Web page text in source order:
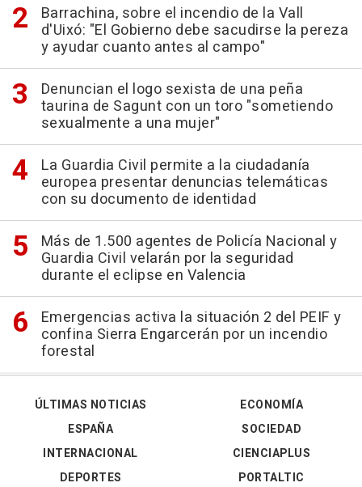
Barrachina, sobre el incendio de la Vall
d'Uixó: "El Gobierno debe sacudirse la pereza
y ayudar cuanto antes al campo"
Denuncian el logo sexista de una peña
taurina de Sagunt con un toro "sometiendo
sexualmente a una mujer"
La Guardia Civil permite a la ciudadanía
europea presentar denuncias telemáticas
con su documento de identidad
Más de 1.500 agentes de Policía Nacional y
Guardia Civil velarán por la seguridad
durante el eclipse en Valencia
Emergencias activa la situación 2 del PEIF y
confina Sierra Engarcerán por un incendio
forestal
ÚLTIMAS NOTICIAS
ESPAÑA
INTERNACIONAL
DEPORTES
ECONOMÍA
SOCIEDAD
CIENCIAPLUS
PORTALTIC